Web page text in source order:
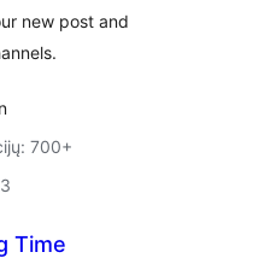
new post and
700+
Time